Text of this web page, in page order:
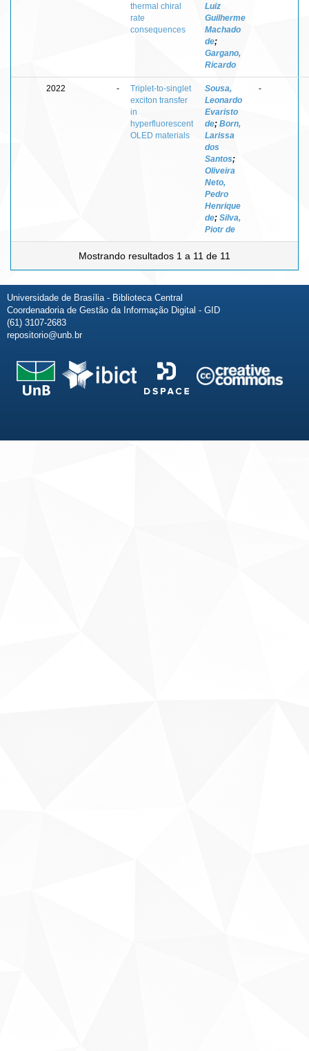
thermal chiral
rate
consequences
Luiz
Guilherme
Machado
de;
Gargano,
Ricardo
2022 -
Triplet-to-singlet
exciton transfer
in
hyperfluorescent
OLED materials
Sousa,
Leonardo
Evaristo
de; Born,
Larissa
dos
Santos;
Oliveira
Neto,
Pedro
Henrique
de; Silva,
Piotr de
-
Mostrando resultados 1 a 11 de 11
Universidade de Brasília - Biblioteca Central
Coordenadoria de Gestão da Informação Digital - GID
(61) 3107-2683
repositorio@unb.br